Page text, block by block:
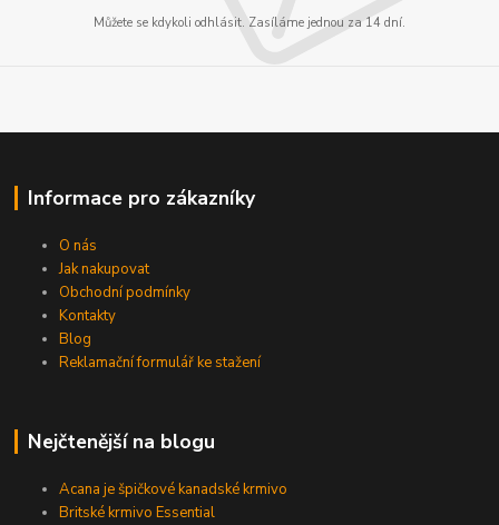
Můžete se kdykoli odhlásit. Zasíláme jednou za 14 dní.
Informace pro zákazníky
O nás
Jak nakupovat
Obchodní podmínky
Kontakty
Blog
Reklamační formulář ke stažení
Nejčtenější na blogu
Acana je špičkové kanadské krmivo
Britské krmivo Essential